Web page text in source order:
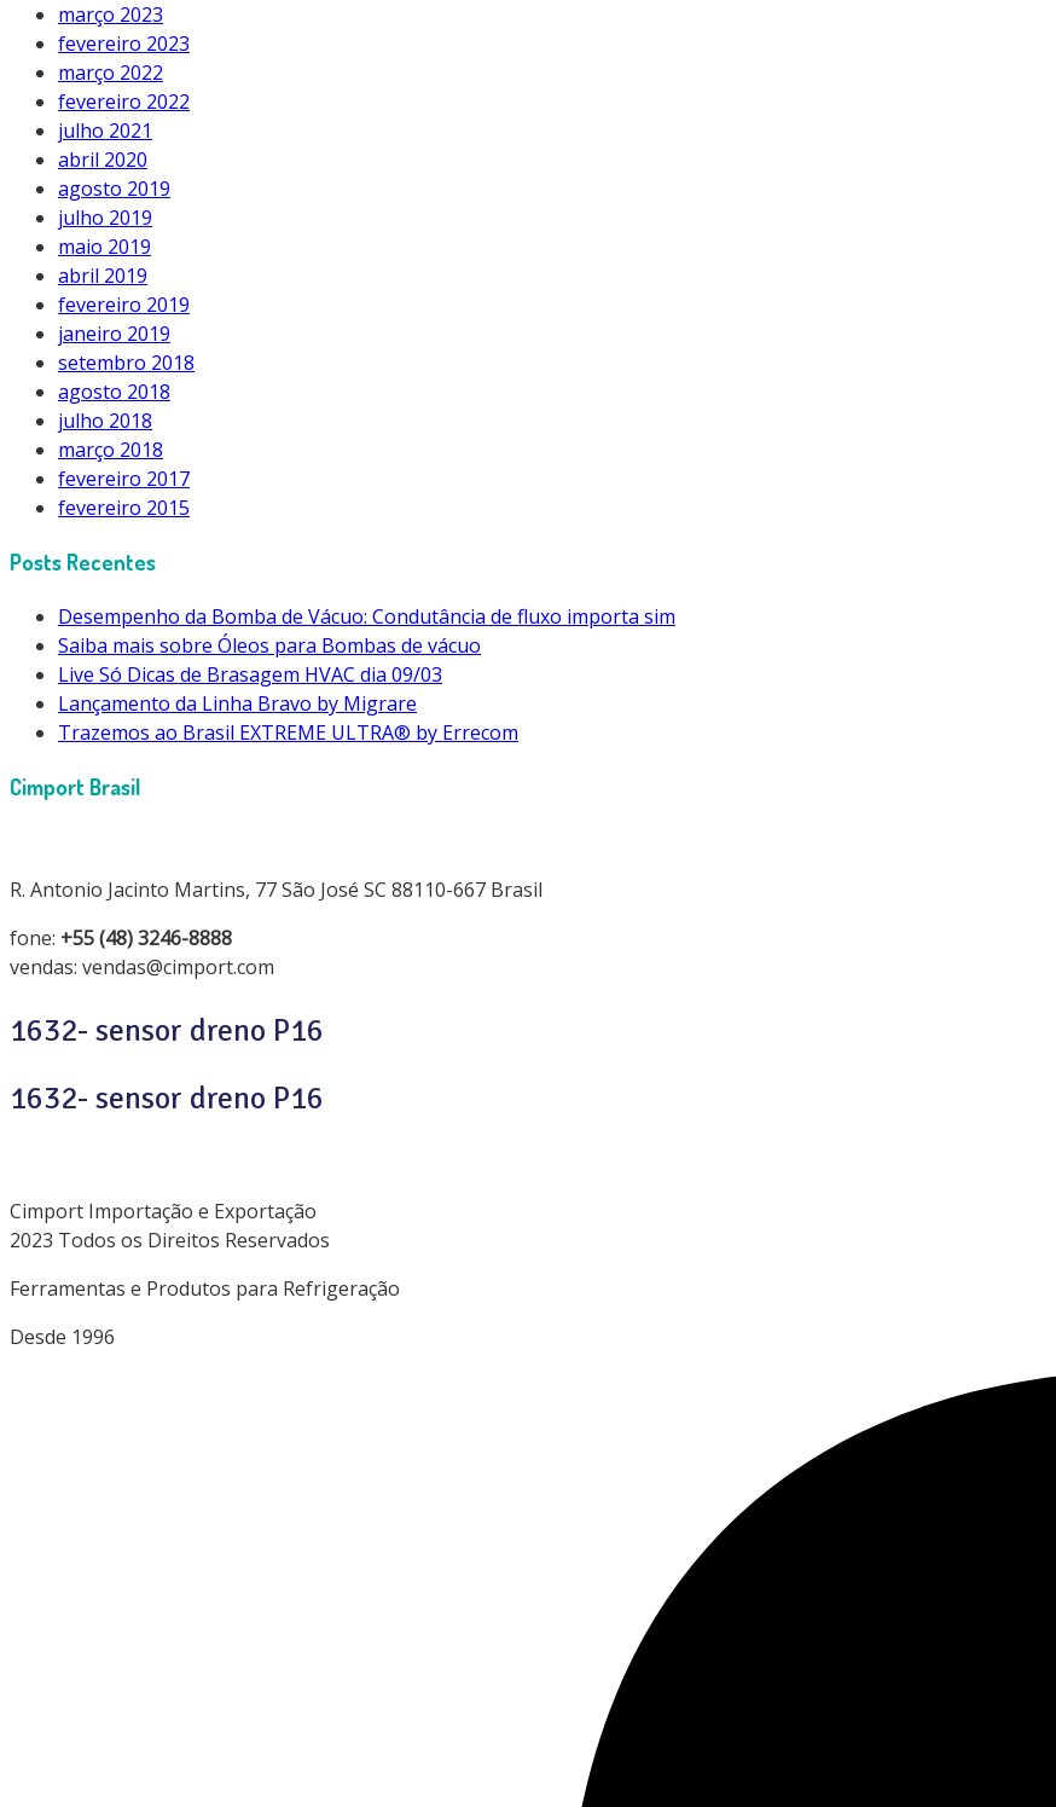
março 2023
fevereiro 2023
março 2022
fevereiro 2022
julho 2021
abril 2020
agosto 2019
julho 2019
maio 2019
abril 2019
fevereiro 2019
janeiro 2019
setembro 2018
agosto 2018
julho 2018
março 2018
fevereiro 2017
fevereiro 2015
Posts Recentes
Desempenho da Bomba de Vácuo: Condutância de fluxo importa sim
Saiba mais sobre Óleos para Bombas de vácuo
Live Só Dicas de Brasagem HVAC dia 09/03
Lançamento da Linha Bravo by Migrare
Trazemos ao Brasil EXTREME ULTRA® by Errecom
Cimport Brasil
R. Antonio Jacinto Martins, 77 São José SC 88110-667 Brasil
fone: +55 (48) 3246-8888
vendas: vendas@cimport.com
1632- sensor dreno P16
1632- sensor dreno P16
Cimport Importação e Exportação
2023 Todos os Direitos Reservados
Ferramentas e Produtos para Refrigeração
Desde 1996